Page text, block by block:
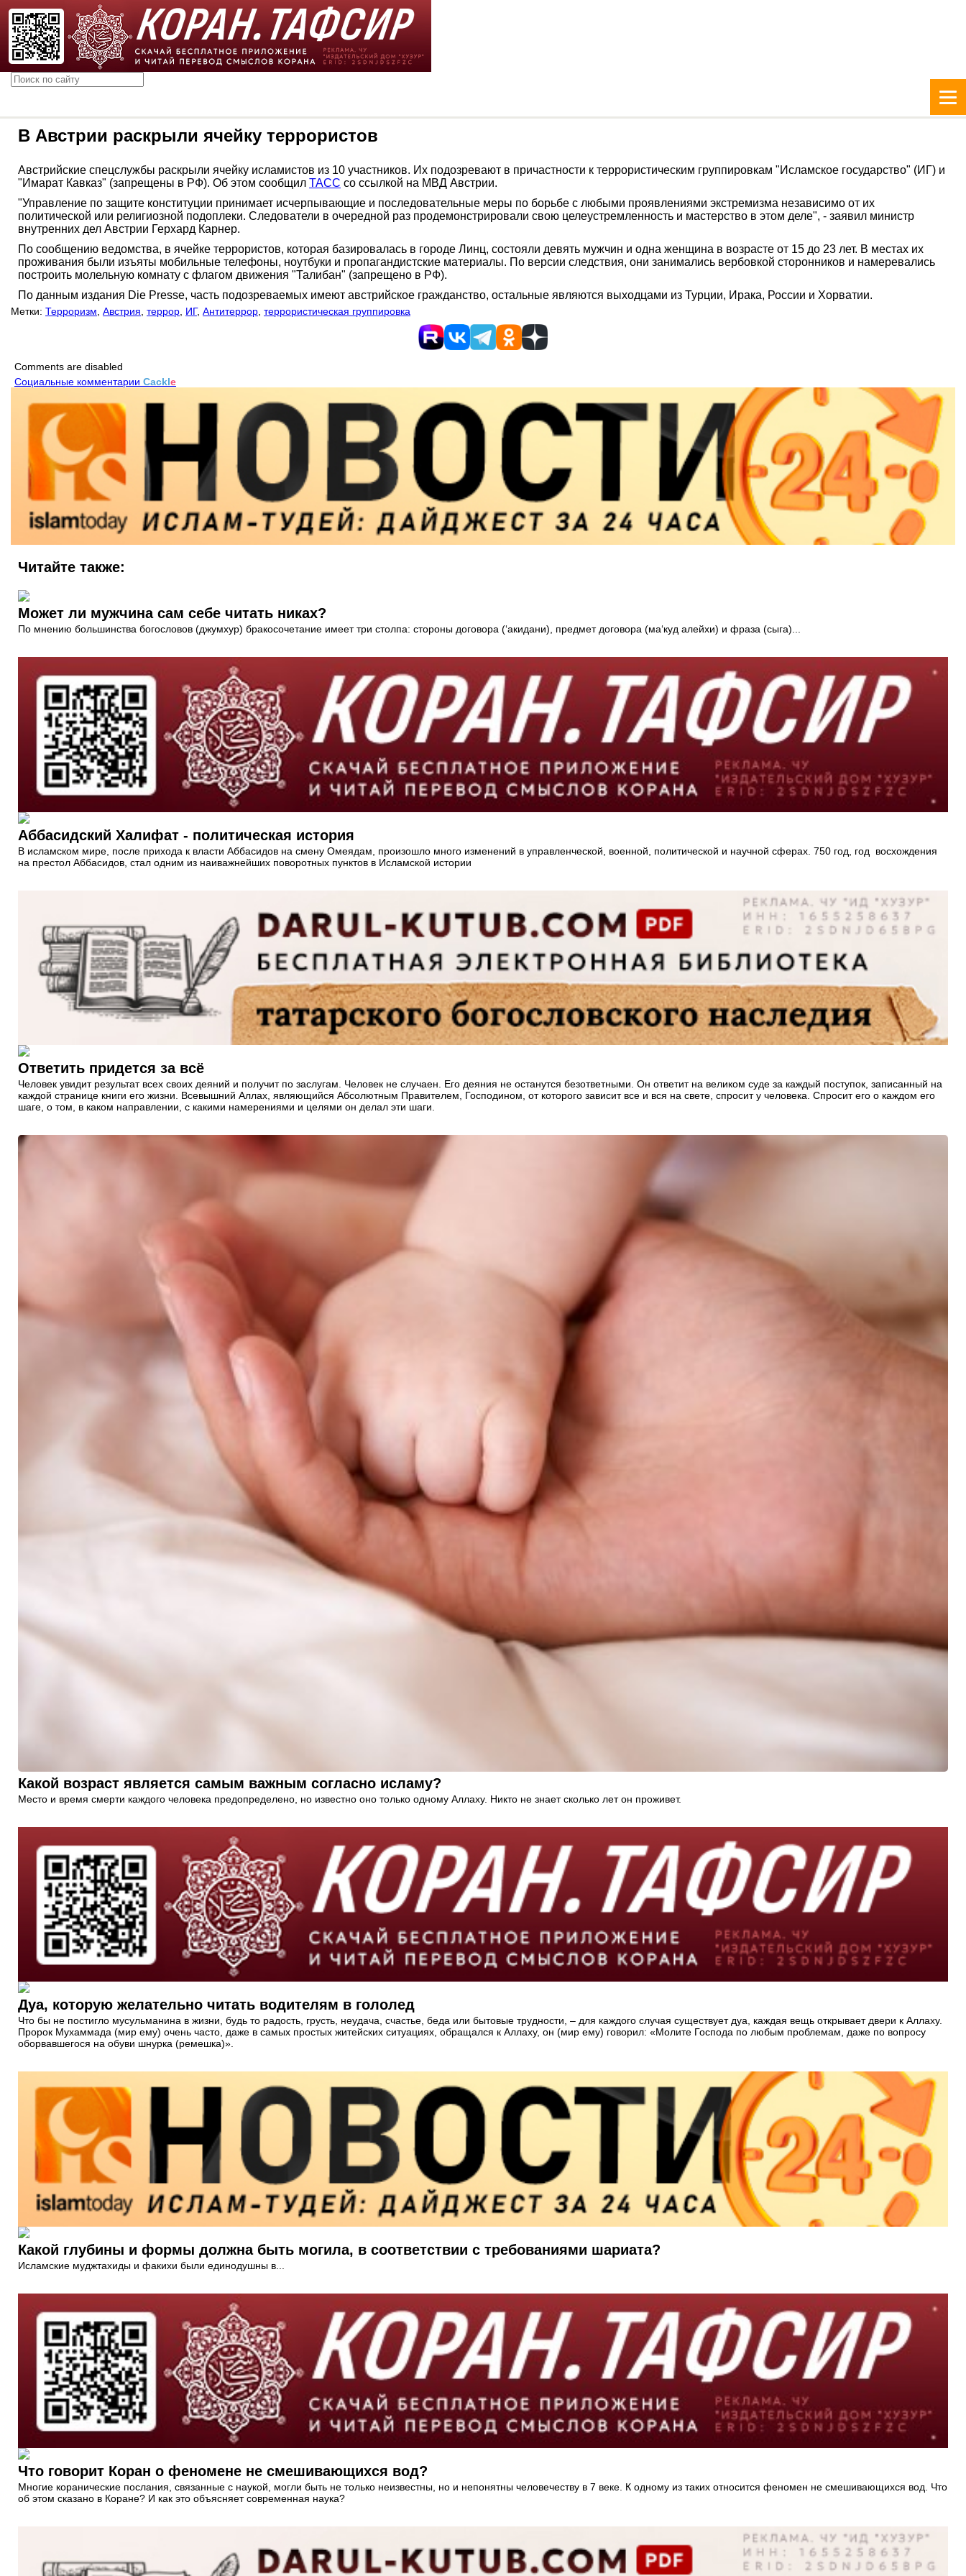
В Австрии раскрыли ячейку террористов
Австрийские спецслужбы раскрыли ячейку исламистов из 10 участников. Их подозревают в причастности к террористическим группировкам "Исламское государство" (ИГ) и
"Имарат Кавказ" (запрещены в РФ). Об этом сообщил ТАСС со ссылкой на МВД Австрии.
"Управление по защите конституции принимает исчерпывающие и последовательные меры по борьбе с любыми проявлениями экстремизма независимо от их
политической или религиозной подоплеки. Следователи в очередной раз продемонстрировали свою целеустремленность и мастерство в этом деле", - заявил министр
внутренних дел Австрии Герхард Карнер.
По сообщению ведомства, в ячейке террористов, которая базировалась в городе Линц, состояли девять мужчин и одна женщина в возрасте от 15 до 23 лет. В местах их
проживания были изъяты мобильные телефоны, ноутбуки и пропагандистские материалы. По версии следствия, они занимались вербовкой сторонников и намеревались
построить молельную комнату с флагом движения "Талибан" (запрещено в РФ).
По данным издания Die Presse, часть подозреваемых имеют австрийское гражданство, остальные являются выходцами из Турции, Ирака, России и Хорватии.
Метки: Терроризм Австрия террор ИГ, Антитеррор террористическая группировка
Comments are disabled
Социальные комментарии Cackle
Читайте также:
Может ли мужчина сам себе читать никах?
По мнению большинства богословов (джумхур) бракосочетание имеет три столпа: стороны договора (‘акидани), предмет договора (ма‘куд алейхи) и фраза (сыга)...
Аббасидский Халифат - политическая история
В исламском мире, после прихода к власти Аббасидов на смену Омеядам, произошло много изменений в управленческой, военной, политической и научной сферах. 750 год, год восхождения
на престол Аббасидов, стал одним из наиважнейших поворотных пунктов в Исламской истории
Ответить придется за всё
Человек увидит результат всех своих деяний и получит по заслугам. Человек не случаен. Его деяния не останутся безответными. Он ответит на великом суде за каждый поступок, записанный на
каждой странице книги его жизни. Всевышний Аллах, являющийся Абсолютным Правителем, Господином, от которого зависит все и вся на свете, спросит у человека. Спросит его о каждом его
шаге, о том, в каком направлении, с какими намерениями и целями он делал эти шаги.
Какой возраст является самым важным согласно исламу?
Место и время смерти каждого человека предопределено, но известно оно только одному Аллаху. Никто не знает сколько лет он проживет.
Дуа, которую желательно читать водителям в гололед
Что бы не постигло мусульманина в жизни, будь то радость, грусть, неудача, счастье, беда или бытовые трудности, – для каждого случая существует дуа, каждая вещь открывает двери к Аллаху.
Пророк Мухаммада (мир ему) очень часто, даже в самых простых житейских ситуациях, обращался к Аллаху, он (мир ему) говорил: «Молите Господа по любым проблемам, даже по вопросу
оборвавшегося на обуви шнурка (ремешка)».
Какой глубины и формы должна быть могила, в соответствии с требованиями шариата?
Исламские муджтахиды и факихи были единодушны в...
Что говорит Коран о феномене не смешивающихся вод?
Многие коранические послания, связанные с наукой, могли быть не только неизвестны, но и непонятны человечеству в 7 веке. К одному из таких относится феномен не смешивающихся вод. Что
об этом сказано в Коране? И как это объясняет современная наука?